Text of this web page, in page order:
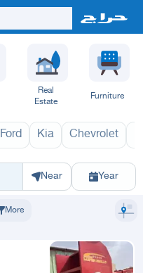
Real
Estate
Furniture
Ford Kia Chevrolet
Hafar Al BatinMadinah
Near Year
السيارات 1970
More